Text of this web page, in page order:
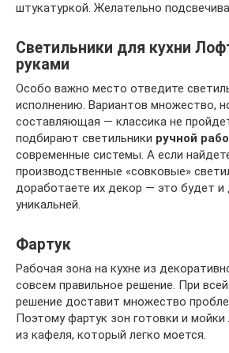
штукатуркой. Желательно
Светильники для кухни
руками
Особо важно место отведите
исполнению. Вариантов множество,
составляющая — классика не
подбирают светильники ручной
современные системы. А если
производственные «совковые»
доработаете их декор — это будет и
уникальней.
Фартук
Рабочая зона на кухне из
совсем правильное решение. При
решение доставит множество
Поэтому фартук зон готовки и
из кафеля, который легко моется.